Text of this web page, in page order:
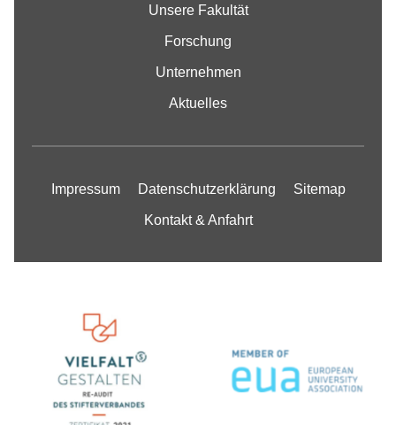
Unsere Fakultät
Forschung
Unternehmen
Aktuelles
Impressum Datenschutzerklärung Sitemap
Kontakt & Anfahrt